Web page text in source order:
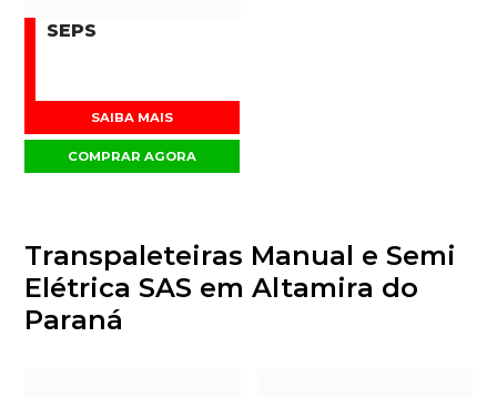
SEPS
SAIBA MAIS
COMPRAR AGORA
Transpaleteiras Manual e Semi
Elétrica SAS em Altamira do
Paraná